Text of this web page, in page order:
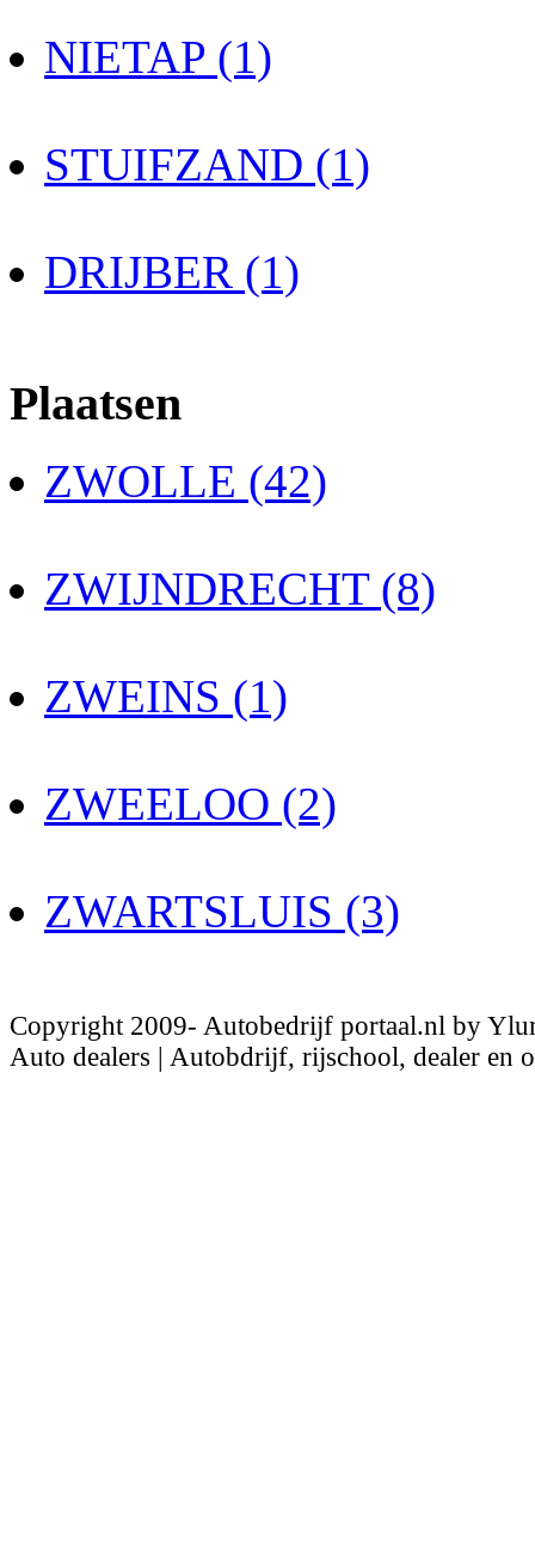
NIETAP (1)
STUIFZAND (1)
DRIJBER (1)
Plaatsen
ZWOLLE (42)
ZWIJNDRECHT (8)
ZWEINS (1)
ZWEELOO (2)
ZWARTSLUIS (3)
Copyright 2009- Autobedrijf portaal.nl by
Auto dealers | Autobdrijf, rijschool, dealer en